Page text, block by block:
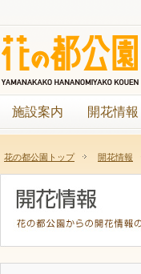
施設案内 開花情報
花の都公園トップ 開花情報